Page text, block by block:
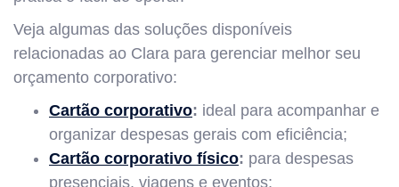
Veja algumas das soluções disponíveis
relacionadas ao Clara para gerenciar melhor seu
orçamento corporativo:
Cartão corporativo: ideal para acompanhar e
organizar despesas gerais com eficiência;
Cartão corporativo físico: para despesas
presenciais, viagens e eventos;